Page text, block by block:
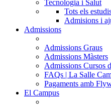
Tecnologia i Salut
Tots els
Admisions i
Admissions
Admissions Graus
Admissions Màsters
Admissions Cursos
FAQs | La Salle
Pagaments amb
El Campus